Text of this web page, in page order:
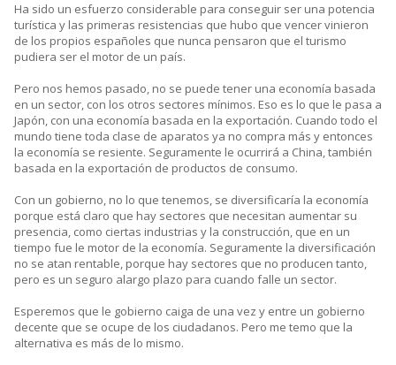
Ha sido un esfuerzo considerable para conseguir ser una potencia
turística y las primeras resistencias que hubo que vencer vinieron
de los propios españoles que nunca pensaron que el turismo
pudiera ser el motor de un país.
Pero nos hemos pasado, no se puede tener una economía basada
en un sector, con los otros sectores mínimos. Eso es lo que le pasa a
Japón, con una economía basada en la exportación. Cuando todo el
mundo tiene toda clase de aparatos ya no compra más y entonces
la economía se resiente. Seguramente le ocurrirá a China, también
basada en la exportación de productos de consumo.
Con un gobierno, no lo que tenemos, se diversificaría la economía
porque está claro que hay sectores que necesitan aumentar su
presencia, como ciertas industrias y la construcción, que en un
tiempo fue le motor de la economía. Seguramente la diversificación
no se atan rentable, porque hay sectores que no producen tanto,
pero es un seguro alargo plazo para cuando falle un sector.
Esperemos que le gobierno caiga de una vez y entre un gobierno
decente que se ocupe de los ciudadanos. Pero me temo que la
alternativa es más de lo mismo.